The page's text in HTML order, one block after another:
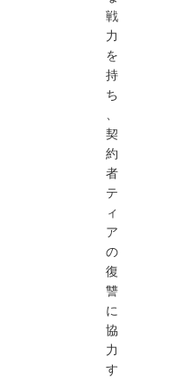
戦
力
を
持
ち
、
契
約
者
テ
ィ
ア
の
復
讐
に
協
力
す